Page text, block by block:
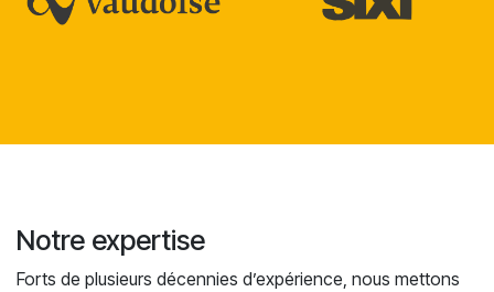
Notre expertise
Forts de plusieurs décennies d’expérience, nous mettons